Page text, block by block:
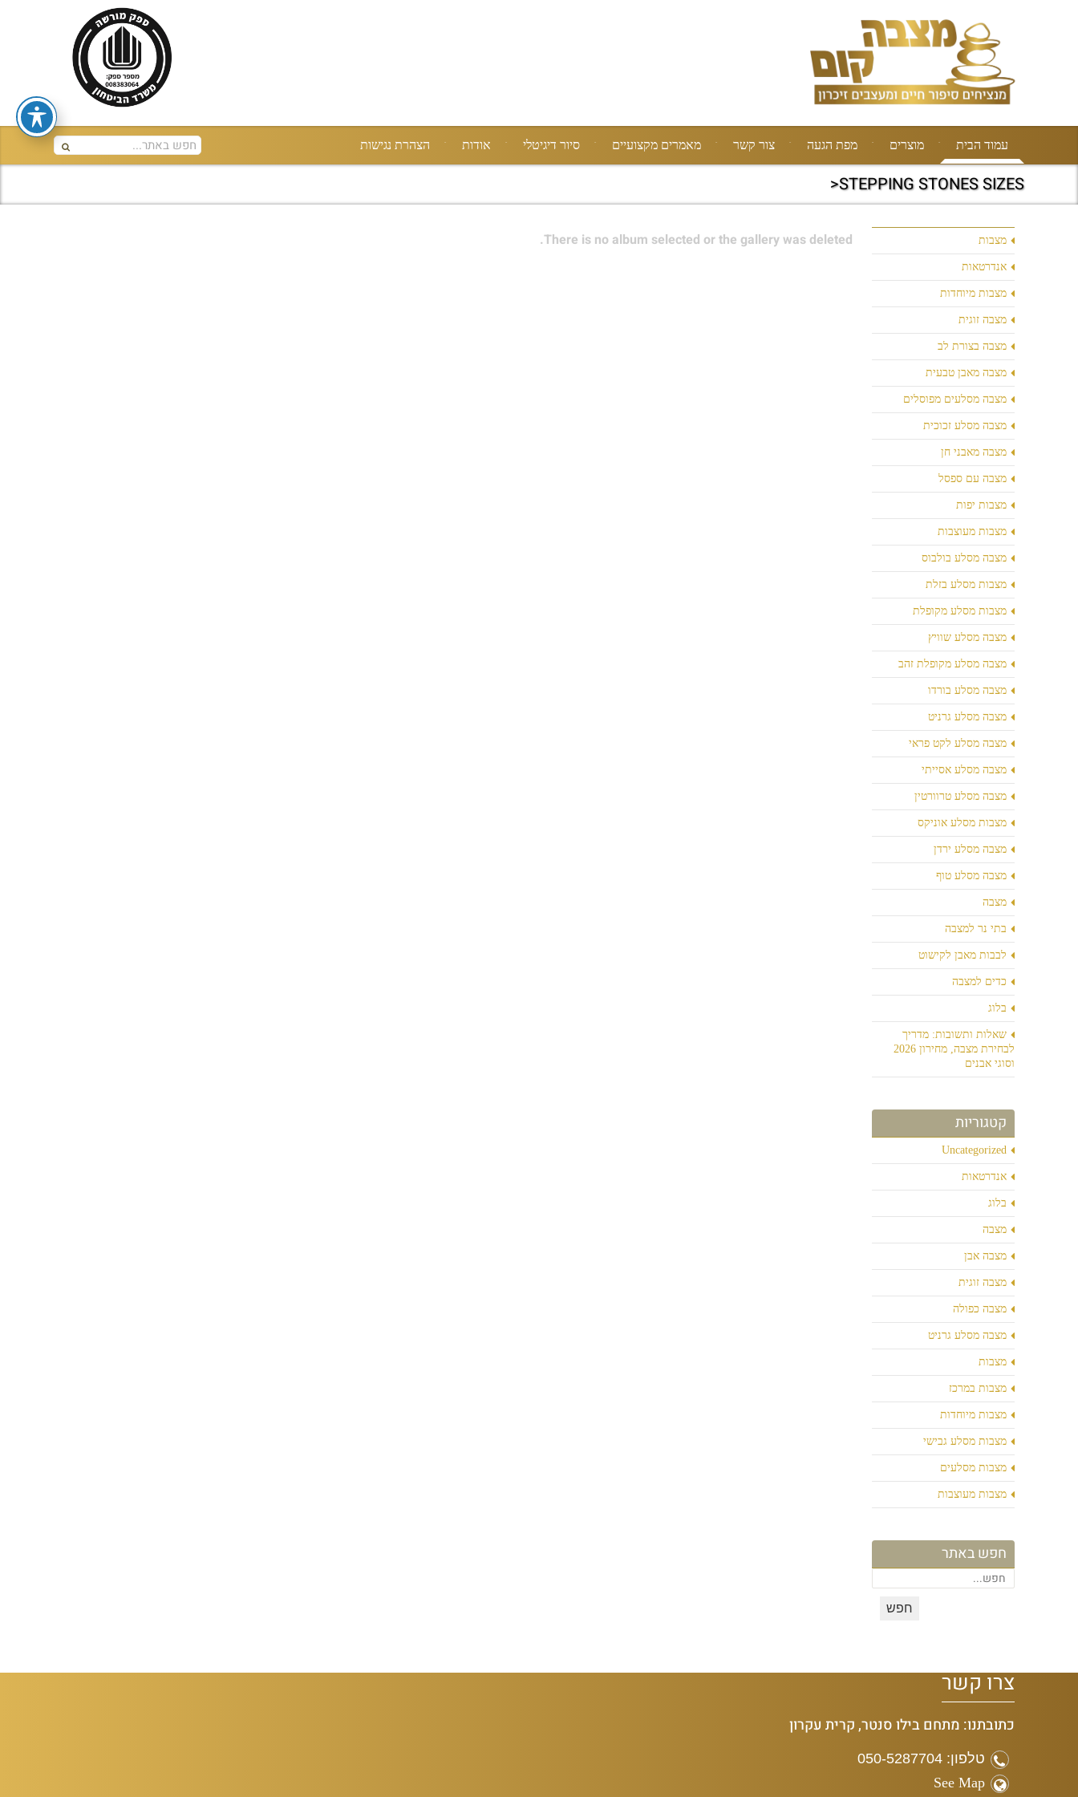
עמוד הבית מוצרים מפת הגעה צור קשר מאמרים מקצועיים סיור דיגיטלי אודות הצהרת נגישות
STEPPING STONES SIZES<
מצבות
אנדרטאות
מצבות מיוחדות
מצבה זוגית
מצבה בצורת לב
מצבה מאבן טבעית
מצבה מסלעים מפוסלים
מצבה מסלע זכוכית
מצבה מאבני חן
מצבה עם ספסל
מצבות יפות
מצבות מעוצבות
מצבה מסלע בולבוס
מצבות מסלע בזלת
מצבות מסלע מקופלת
מצבה מסלע שוויץ
מצבה מסלע מקופלת זהב
מצבה מסלע בורדו
מצבה מסלע גרניט
מצבה מסלע לקט פראי
מצבה מסלע אסייתי
מצבה מסלע טרוורטין
מצבות מסלע אוניקס
מצבה מסלע ירדן
מצבה מסלע טוף
מצבה
בתי נר למצבה
לבבות מאבן לקישוט
כדים למצבה
בלוג
שאלות ותשובות: מדריך
לבחירת מצבה, מחירון 2026
וסוגי אבנים
קטגוריות
Uncategorized
אנדרטאות
בלוג
מצבה
מצבה אבן
מצבה זוגית
מצבה כפולה
מצבה מסלע גרניט
מצבות
מצבות במרכז
מצבות מיוחדות
מצבות מסלע גבישי
מצבות מסלעים
מצבות מעוצבות
חפש באתר
There is no album selected or the gallery was deleted.
צרו קשר
כתובתנו: מתחם בילו סנטר, קרית עקרון
טלפון: 050-5287704
See Map